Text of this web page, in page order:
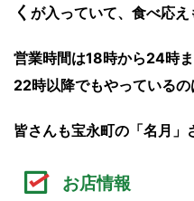
く が入っていて、食べ応え
営業時間は18時から24時ま
22時以降でもやっているの
皆さんも宝永町の「名月」
お店情報